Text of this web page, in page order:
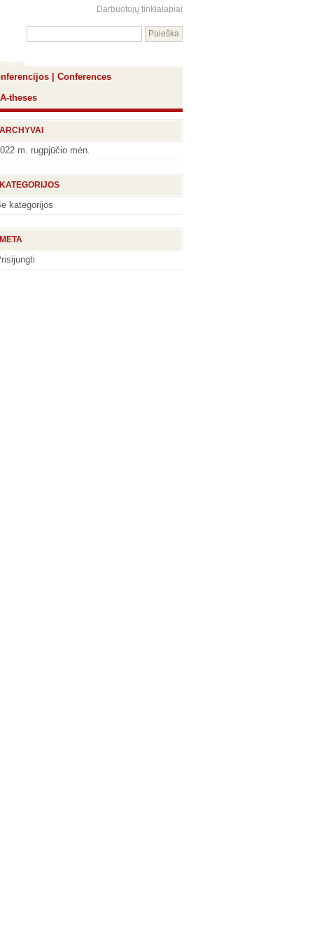
Darbuotojų tinklalapiai
| Conferences
theses
ARCHYVAI
m. rugpjūčio mėn.
KATEGORIJOS
kategorijos
META